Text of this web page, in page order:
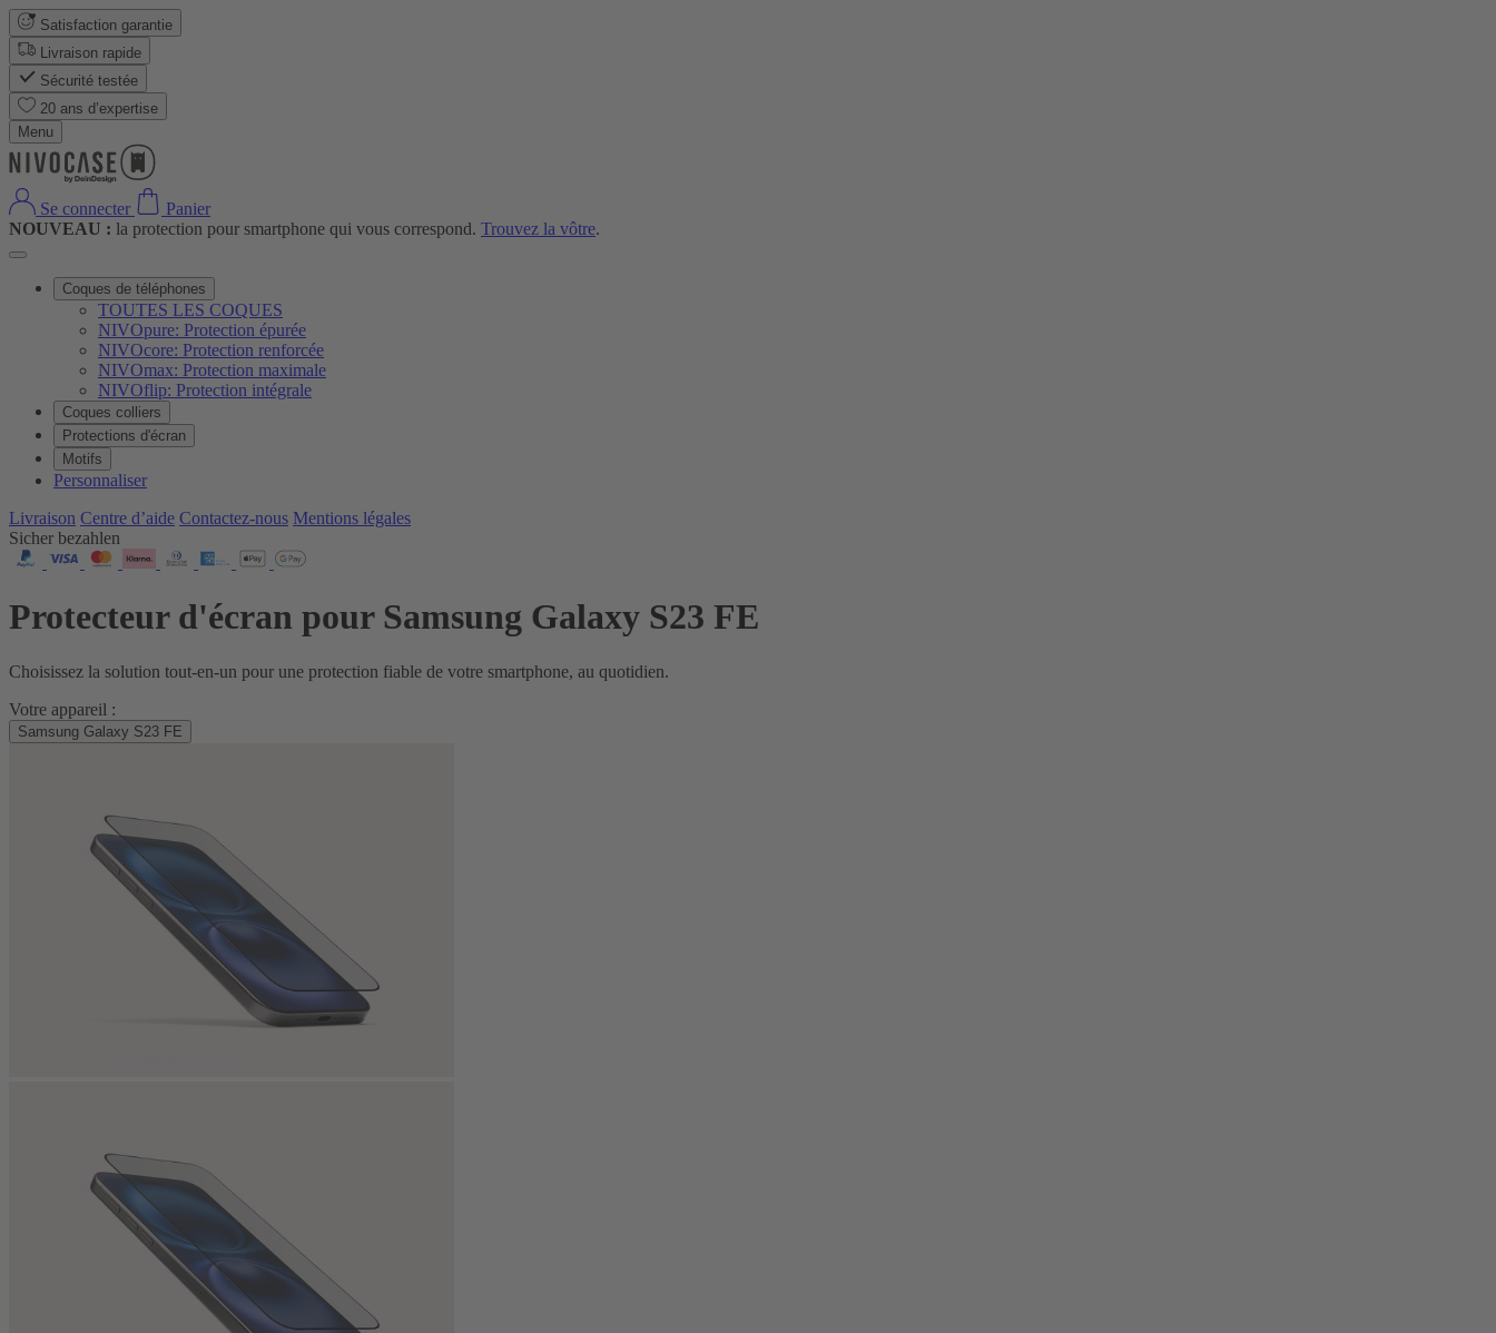
Satisfaction garantie
Livraison rapide
Sécurité testée
20 ans d’expertise
Menu
Se connecter
Panier
NOUVEAU : la protection pour smartphone qui vous correspond. Trouvez la vôtre.
Coques de téléphones
TOUTES LES COQUES
NIVOpure: Protection épurée
NIVOcore: Protection renforcée
NIVOmax: Protection maximale
NIVOflip: Protection intégrale
Coques colliers
Protections d'écran
Motifs
Personnaliser
Livraison Centre d’aide Contactez‑nous Mentions légales
Sicher bezahlen
Protecteur d'écran pour Samsung Galaxy S23 FE
Choisissez la solution tout‑en‑un pour une protection fiable de votre smartphone, au quotidien.
Votre appareil :
Samsung Galaxy S23 FE